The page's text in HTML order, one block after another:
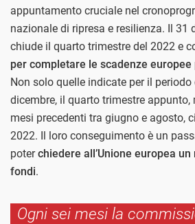
appuntamento cruciale nel
nazionale di ripresa e resilienza. Il 31
chiude il quarto trimestre del 2022 e
per completare le scadenze
Non solo quelle indicate per il
dicembre, il quarto trimestre appunto,
mesi precedenti tra giugno e agosto,
2022. Il loro conseguimento è un
poterchiedere all’Unione europea
fondi.
Ogni sei mesi la